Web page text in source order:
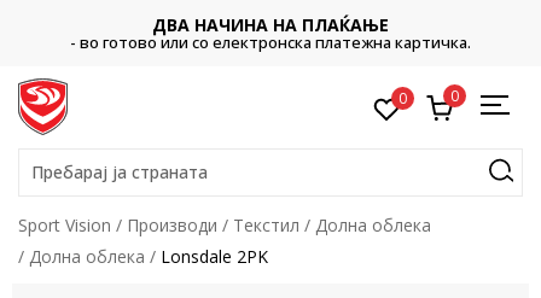
ДВА НАЧИНА НА ПЛАЌАЊЕ
- во готово или со електронска платежна картичка.
0 0
Пребарај ја страната
Sport Vision Производи Текстил
Долна облека
Долна облека
Lonsdale 2PK